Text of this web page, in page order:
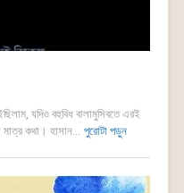
যদিও বহুবিধ বালামুসিবতে এরই
মাত্র কথা। হাসান... পুরোটা পড়ুন